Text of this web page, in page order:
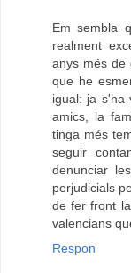
Em sembla
realment
anys més de
que he
igual: ja s'ha
amics, la
tinga més
seguir
denunciar
perjudicials
de fer front
valencians
Respon